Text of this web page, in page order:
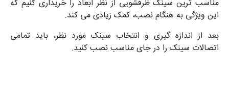
مناسب‌ ترین سینک ظرفشویی از نظر ابعاد را خریداری کنیم که
این ویژگی به هنگام نصب، کمک زیادی می‌ کند.
بعد از اندازه ‌گیری و انتخاب سینک مورد نظر، باید تمامی
اتصالات سینک را در جای مناسب نصب کنید.